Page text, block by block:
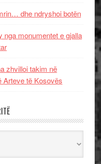
dhe ndryshoi botën
nga monumentet e gjalla
zhvilloi takim në
Arteve të Kosovës